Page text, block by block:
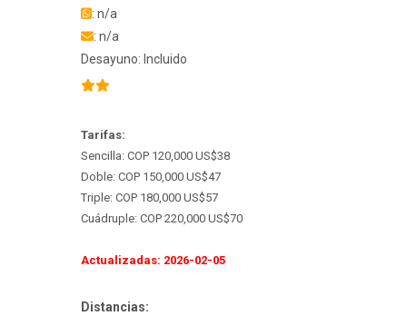
: n/a
: n/a
Desayuno: Incluido
Tarifas:
Sencilla: COP 120,000 US$38
Doble: COP 150,000 US$47
Triple: COP 180,000 US$57
Cuádruple: COP 220,000 US$70
Actualizadas: 2026-02-05
Distancias: